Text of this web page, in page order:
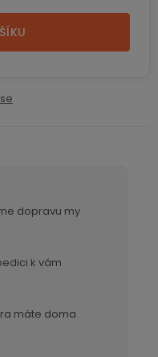
dopravu my
k vám
máte doma